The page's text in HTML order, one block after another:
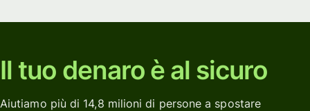
Il tuo denaro è al sicuro
Aiutiamo più di 14,8 milioni di persone a spostare